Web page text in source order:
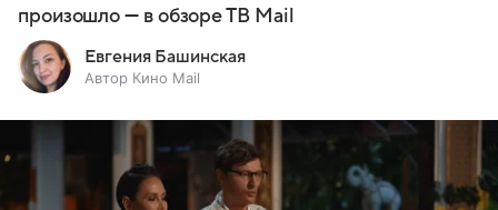
произошло — в обзоре ТВ Mail
Евгения Башинская
Автор Кино Mail